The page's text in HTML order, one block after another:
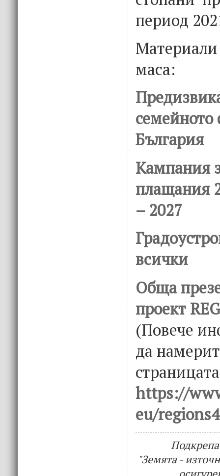
период
маса:
семейното
България
Кампания
плащания
– 2027
всички
Обща
проект
(Повече
да
https://
eu/
"Земята -